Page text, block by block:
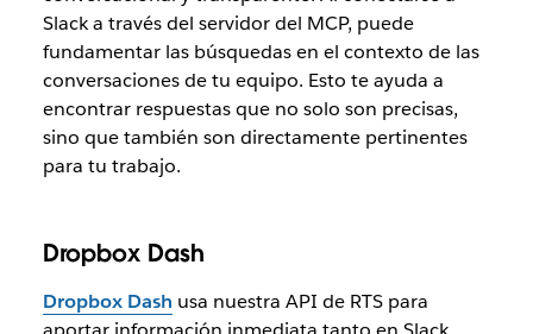
Slack a través del servidor del MCP, puede
fundamentar las búsquedas en el contexto de las
conversaciones de tu equipo. Esto te ayuda a
encontrar respuestas que no solo son precisas,
sino que también son directamente pertinentes
para tu trabajo.
Dropbox Dash
Dropbox Dash usa nuestra API de RTS para